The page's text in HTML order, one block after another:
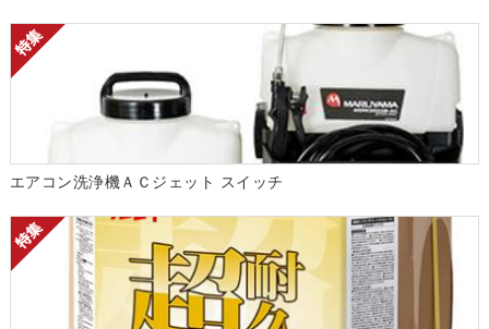
エアコン洗浄機ＡＣジェット スイッチ